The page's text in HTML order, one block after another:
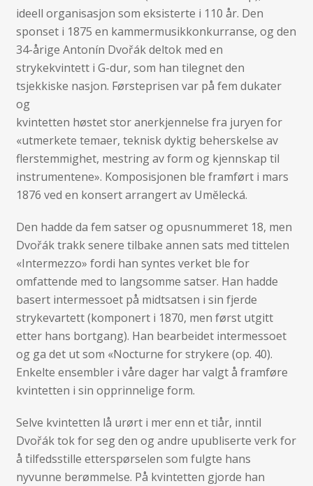
ideell organisasjon som eksisterte i 110 år. Den
sponset i 1875 en kammermusikkonkurranse, og den
34-årige Antonín Dvořák deltok med en
strykekvintett i G-dur, som han tilegnet den
tsjekkiske nasjon. Førsteprisen var på fem dukater
og
kvintetten høstet stor anerkjennelse fra juryen for
«utmerkete temaer, teknisk dyktig beherskelse av
flerstemmighet, mestring av form og kjennskap til
instrumentene». Komposisjonen ble framført i mars
1876 ved en konsert arrangert av Umĕlecká.
Den hadde da fem satser og opusnummeret 18, men
Dvořák trakk senere tilbake annen sats med tittelen
«Intermezzo» fordi han syntes verket ble for
omfattende med to langsomme satser. Han hadde
basert intermessoet på midtsatsen i sin fjerde
strykevartett (komponert i 1870, men først utgitt
etter hans bortgang). Han bearbeidet intermessoet
og ga det ut som «Nocturne for strykere (op. 40).
Enkelte ensembler i våre dager har valgt å framføre
kvintetten i sin opprinnelige form.
Selve kvintetten lå urørt i mer enn et tiår, inntil
Dvořák tok for seg den og andre upubliserte verk for
å tilfedsstille etterspørselen som fulgte hans
nyvunne berømmelse. På kvintetten gjorde han